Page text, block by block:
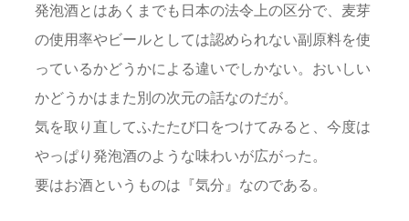
発泡酒とはあくまでも日本の法令上の区分で、麦芽
の使用率やビールとしては認められない副原料を使
っているかどうかによる違いでしかない。おいしい
かどうかはまた別の次元の話なのだが。
気を取り直してふたたび口をつけてみると、今度は
やっぱり発泡酒のような味わいが広がった。
要はお酒というものは『気分』なのである。